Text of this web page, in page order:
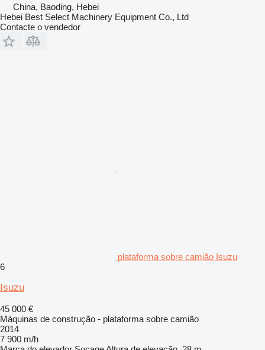
China, Baoding, Hebei
Hebei Best Select Machinery Equipment Co., Ltd
Contacte o vendedor
plataforma sobre camião Isuzu
6
Isuzu
45 000 €
Máquinas de construção - plataforma sobre camião
2014
7 900 m/h